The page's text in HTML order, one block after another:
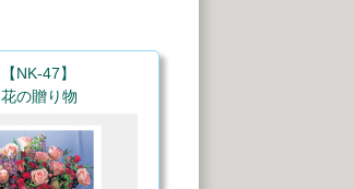
【NK-47】
花の贈り物